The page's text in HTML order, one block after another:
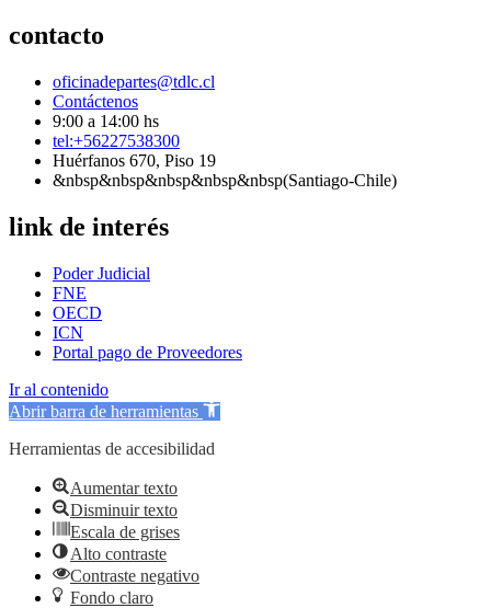
contacto
oficinadepartes@tdlc.cl
Contáctenos
9:00 a 14:00 hs
tel:+56227538300
Huérfanos 670, Piso 19
&nbsp&nbsp&nbsp&nbsp&nbsp(Santiago-Chile)
link de interés
Poder Judicial
FNE
OECD
ICN
Portal pago de Proveedores
Ir al contenido
Abrir barra de herramientas
Herramientas de accesibilidad
Aumentar texto
Disminuir texto
Escala de grises
Alto contraste
Contraste negativo
Fondo claro